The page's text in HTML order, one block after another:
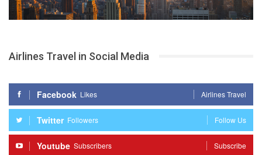
Airlines Travel in Social Media
Facebook Likes Airlines Travel
Twitter Followers Follow Us
Youtube Subscribers Subscribe